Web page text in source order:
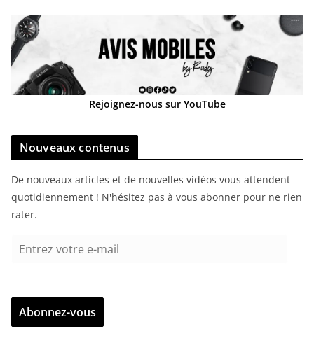
Rejoignez-nous sur YouTube
Nouveaux contenus
De nouveaux articles et de nouvelles vidéos vous attendent
quotidiennement ! N'hésitez pas à vous abonner pour ne rien
rater.
r
z
Abonnez-vous